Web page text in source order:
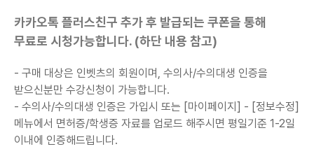
카카오톡 플러스친구 추가 후 발급되는 쿠폰을 통해
무료로 시청가능합니다. (하단 내용 참고)
- 구매 대상은 인벳츠의 회원이며, 수의사/수의대생 인증을
받으신분만 수강신청이 가능합니다.
- 수의사/수의대생 인증은 가입시 또는 [마이페이지] - [정보수정]
메뉴에서 면허증/학생증 자료를 업로드 해주시면 평일기준 1-2일
이내에 인증해드립니다.